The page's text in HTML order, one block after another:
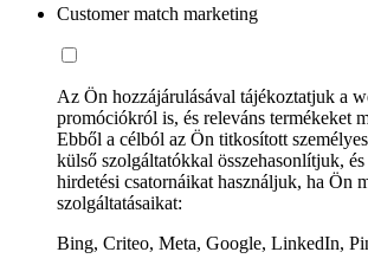
Customer match marketing
Az Ön hozzájárulásával tájékoztatjuk a
promóciókról is, és releváns termékeket
Ebből a célból az Ön titkosított
külső szolgáltatókkal összehasonlítjuk,
hirdetési csatornáikat használjuk, ha Ön
szolgáltatásaikat:
Bing, Criteo, Meta, Google, LinkedIn,